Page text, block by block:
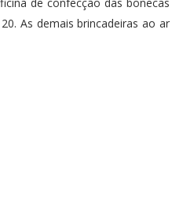
As demais brincadeiras ao ar